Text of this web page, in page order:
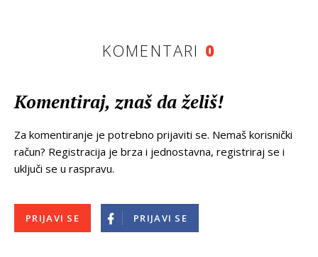
KOMENTARI 0
Komentiraj, znaš da želiš!
Za komentiranje je potrebno prijaviti se. Nemaš korisnički
račun? Registracija je brza i jednostavna, registriraj se i
uključi se u raspravu.
PRIJAVI SE PRIJAVI SE